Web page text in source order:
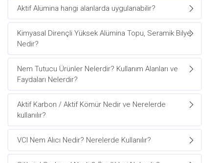
Aktif Alümina hangi alanlarda uygulanabilir?
Kimyasal Dirençli Yüksek Alümina Topu, Seramik Bilye
Nedir?
Nem Tutucu Ürünler Nelerdir? Kullanım Alanları ve
Faydaları Nelerdir?
Aktif Karbon / Aktif Kömür Nedir ve Nerelerde
kullanılır?
VCI Nem Alıcı Nedir? Nerelerde Kullanılır?